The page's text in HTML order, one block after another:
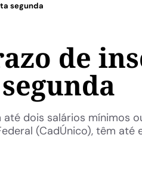
segunda
de
dois salários mínimos
(CadÚnico), têm